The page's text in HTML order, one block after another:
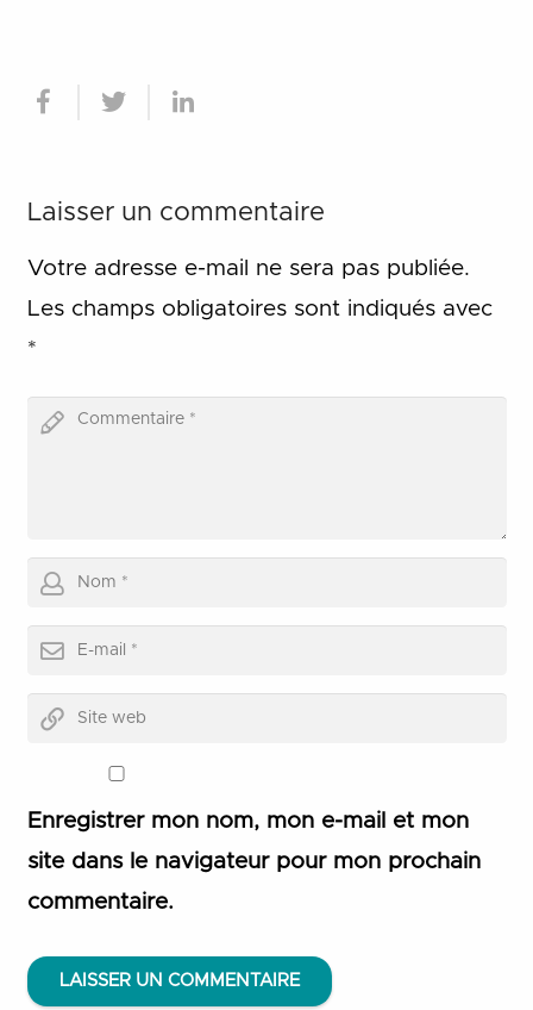
Laisser un commentaire
Votre adresse e-mail ne sera pas publiée.
Les champs obligatoires sont indiqués avec
*
Enregistrer mon nom, mon e-mail et mon
site dans le navigateur pour mon prochain
commentaire.
LAISSER UN COMMENTAIRE